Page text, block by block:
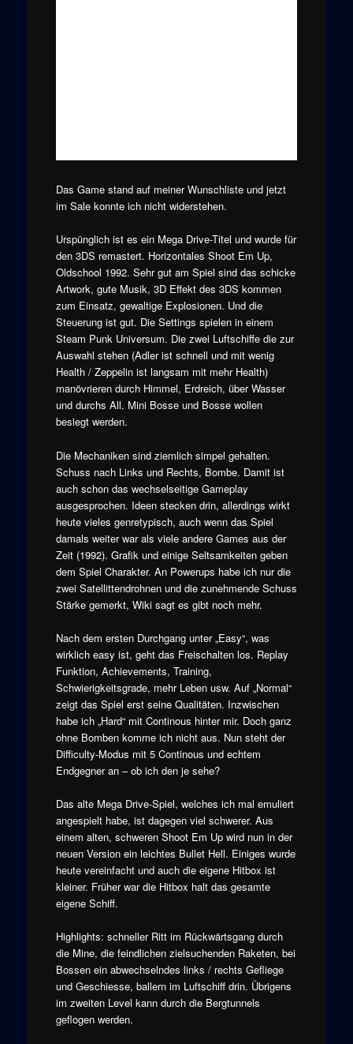
Das Game stand auf meiner Wunschliste und jetzt
im Sale konnte ich nicht widerstehen.
Urspünglich ist es ein Mega Drive-Titel und wurde für
den 3DS remastert. Horizontales Shoot Em Up,
Oldschool 1992. Sehr gut am Spiel sind das schicke
Artwork, gute Musik, 3D Effekt des 3DS kommen
zum Einsatz, gewaltige Explosionen. Und die
Steuerung ist gut. Die Settings spielen in einem
Steam Punk Universum. Die zwei Luftschiffe die zur
Auswahl stehen (Adler ist schnell und mit wenig
Health / Zeppelin ist langsam mit mehr Health)
manövrieren durch Himmel, Erdreich, über Wasser
und durchs All. Mini Bosse und Bosse wollen
besiegt werden.
Die Mechaniken sind ziemlich simpel gehalten.
Schuss nach Links und Rechts, Bombe. Damit ist
auch schon das wechselseitige Gameplay
ausgesprochen. Ideen stecken drin, allerdings wirkt
heute vieles genretypisch, auch wenn das Spiel
damals weiter war als viele andere Games aus der
Zeit (1992). Grafik und einige Seltsamkeiten geben
dem Spiel Charakter. An Powerups habe ich nur die
zwei Satellittendrohnen und die zunehmende Schuss
Stärke gemerkt, Wiki sagt es gibt noch mehr.
Nach dem ersten Durchgang unter „Easy“, was
wirklich easy ist, geht das Freischalten los. Replay
Funktion, Achievements, Training,
Schwierigkeitsgrade, mehr Leben usw. Auf „Normal“
zeigt das Spiel erst seine Qualitäten. Inzwischen
habe ich „Hard“ mit Continous hinter mir. Doch ganz
ohne Bomben komme ich nicht aus. Nun steht der
Difficulty-Modus mit 5 Continous und echtem
Endgegner an – ob ich den je sehe?
Das alte Mega Drive-Spiel, welches ich mal emuliert
angespielt habe, ist dagegen viel schwerer. Aus
einem alten, schweren Shoot Em Up wird nun in der
neuen Version ein leichtes Bullet Hell. Einiges wurde
heute vereinfacht und auch die eigene Hitbox ist
kleiner. Früher war die Hitbox halt das gesamte
eigene Schiff.
Highlights: schneller Ritt im Rückwärtsgang durch
die Mine, die feindlichen zielsuchenden Raketen, bei
Bossen ein abwechselndes links / rechts Gefliege
und Geschiesse, ballern im Luftschiff drin. Übrigens
im zweiten Level kann durch die Bergtunnels
geflogen werden.